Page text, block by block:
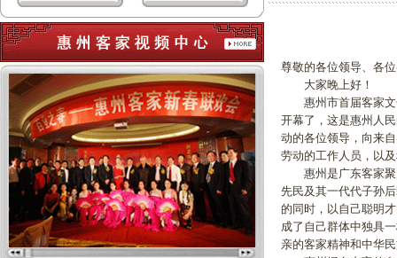
尊敬的各位领导、各
大家晚上好！
惠州市首届客家文
开幕了，这是惠州人
动的各位领导，向来
劳动的工作人员，以
惠州是广东客家聚
先民及其一代代子孙
的同时，以自己聪明
成了自己群体中独具
亲的客家精神和中华